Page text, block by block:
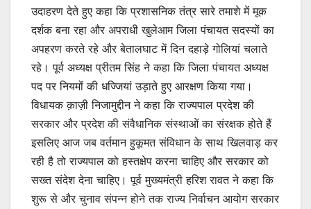
उदाहरण देते हुए कहा कि प्रशासनिक तंत्र सारे तमाशे में मूक
दर्शक बना रहा और अपराधी खुलेआम जिला पंचायत सदस्यों का
अपहरण करते रहे और बेतालघाट में दिन दहाड़े गोलियां चलाते
रहे। पूर्व अध्यक्ष प्रीतम सिंह ने कहा कि जिला पंचायत अध्यक्ष
पद पर नियमों की धज्जियां उड़ाते हुए आरक्षण किया गया।
विधायक क़ाज़ी निजामुद्दीन ने कहा कि राज्यपाल प्रदेश की
सरकार और प्रदेश की संवैधानिक संस्थाओं का संरक्षक होते हैं
इसलिए आज जब वर्तमान हुकूमत संविधान के साथ खिलवाड़ कर
रही है तो राज्यपाल को हस्तक्षेप करना चाहिए और सरकार को
सख्त संदेश देना चाहिए। पूर्व मुख्यमंत्री हरिश रावत ने कहा कि
शुरू से और चुनाव संपन्न होने तक राज्य निर्वाचन आयोग सरकार